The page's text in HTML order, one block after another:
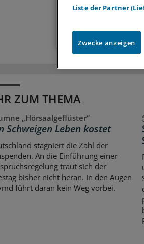
Zugriff auf
ZUM THEMA
„Hörsaalgeflüster“
Schweigen Leben kostet
stagniert die Zahl der
An die Einführung einer
traut sich der
bisher nicht heran. In den Augen
führt daran kein Weg vorbei.
Liste der Partner
Zwecke anzeigen